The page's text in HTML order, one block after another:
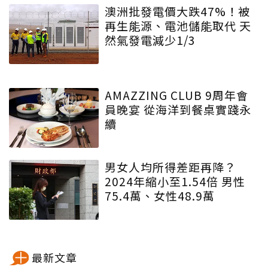
澳洲批發電價大跌47%！被
再生能源、電池儲能取代 天
然氣發電減少1/3
AMAZZING CLUB 9周年會
員晚宴 從海洋到餐桌實踐永
續
男女人均所得差距再降？
2024年縮小至1.54倍 男性
75.4萬、女性48.9萬
最新文章